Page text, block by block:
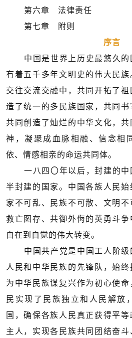
第六章 法律责任
第七章 附则
序言
中国是世界上历史最悠久
有着五千多年文明史的伟大民
交往交流交融中，共同开拓了
造了统一的多民族国家，共同书
共同创造了灿烂的中华文化，
神，凝聚成血脉相融、信念相
依、情感相亲的命运共同体。
一八四〇年以后，封建的中
半封建的国家。中国各族人民
家不可乱、民族不可散、文明
救亡图存、共御外侮的英勇斗
自在到自觉的伟大转变。
中国共产党是中国工人阶
人民和中华民族的先锋队，始终
为中华民族谋复兴作为初心使
民实现了民族独立和人民解放
国，确保各族人民真正获得平
主人，实现各民族共同团结奋